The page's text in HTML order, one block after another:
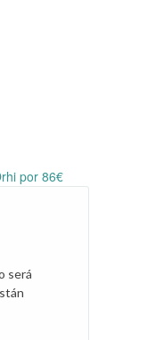
por 86€
será